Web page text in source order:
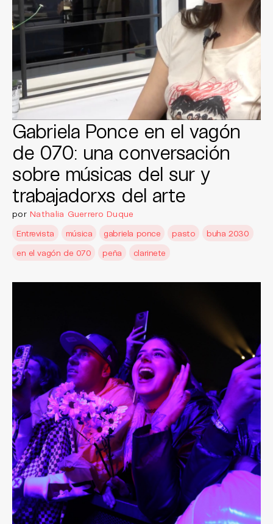
Gabriela Ponce en el vagón
de 070: una conversación
sobre músicas del sur y
trabajadorxs del arte
por Nathalia Guerrero Duque
Entrevista
música gabriela ponce pasto
buha 2030
en el vagón de 070
peña clarinete